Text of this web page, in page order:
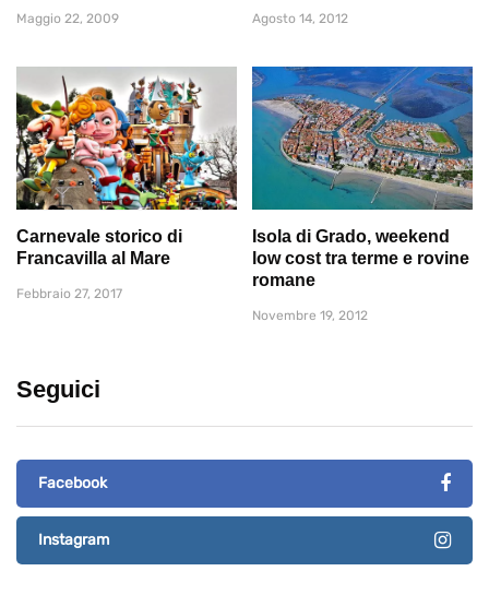
Maggio 22, 2009 Agosto 14, 2012
Carnevale storico di
Francavilla al Mare
Febbraio 27, 2017
Isola di Grado, weekend
low cost tra terme e rovine
romane
Novembre 19, 2012
Seguici
Facebook
Instagram